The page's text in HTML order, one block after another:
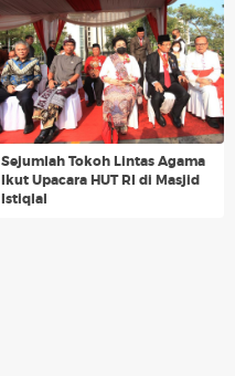
Sejumlah Tokoh Lintas Agama
Ikut Upacara HUT RI di Masjid
Istiqlal